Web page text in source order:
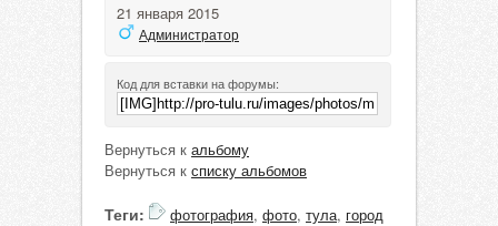
21 января 2015
Администратор
Код для вставки на форумы:
Вернуться к альбому
Вернуться к списку альбомов
Теги: фотография, фото, тула, город